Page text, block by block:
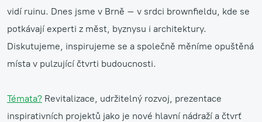
vidí ruinu. Dnes jsme v Brně – v srdci brownfieldu, kde se
potkávají experti z měst, byznysu i architektury.
Diskutujeme, inspirujeme se a společně měníme opuštěná
místa v pulzující čtvrti budoucnosti.
Témata? Revitalizace, udržitelný rozvoj, prezentace
inspirativních projektů jako je nové hlavní nádraží a čtvrť